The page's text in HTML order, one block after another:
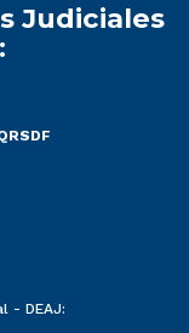
Judiciales
- DEAJ: